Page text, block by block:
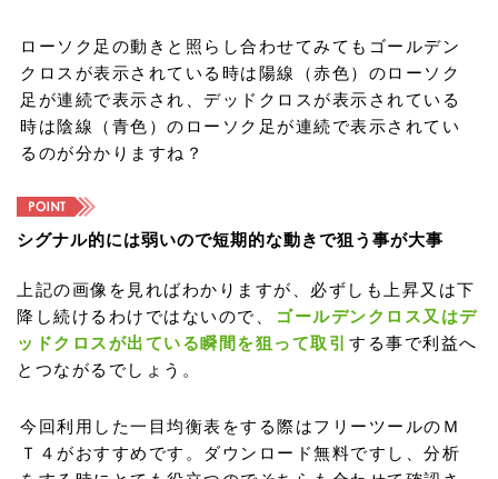
ローソク足の動きと照らし合わせてみてもゴールデン
クロスが表示されている時は陽線（赤色）のローソク
足が連続で表示され、デッドクロスが表示されている
時は陰線（青色）のローソク足が連続で表示されてい
るのが分かりますね？
シグナル的には弱いので短期的な動きで狙う事が大事
上記の画像を見ればわかりますが、必ずしも上昇又は下
降し続けるわけではないので、
ゴールデンクロス又はデ
ッドクロスが出ている瞬間を狙って取引 する事で利益へ
とつながるでしょう。
今回利用した一目均衡表をする際はフリーツールのＭ
Ｔ４がおすすめです。ダウンロード無料ですし、分析